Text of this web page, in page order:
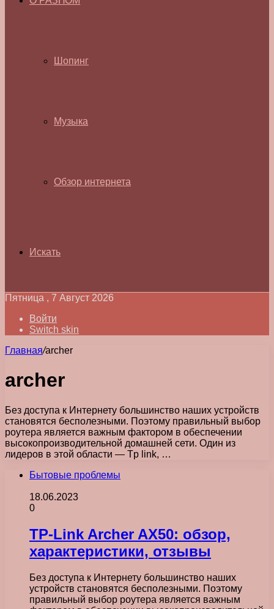
Шопинг
Музыка
Обзор интернета
Искать
Пятница , 7 Август 2026
Войти
Switch skin
Главная/archer
archer
Без доступа к Интернету большинство наших устройств
становятся бесполезными. Поэтому правильный выбор
роутера является важным фактором в обеспечении
высокопроизводительной домашней сети. Один из
лидеров в этой области — Tp link, …
Бытовые проблемы
18.06.2023
0
TP-Link Archer AX50: обзор,
характеристики, отзывы
Без доступа к Интернету большинство наших
устройств становятся бесполезными. Поэтому
правильный выбор роутера является важным